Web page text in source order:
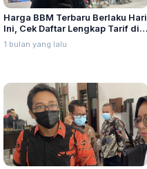
Harga BBM Terbaru Berlaku Hari
Ini, Cek Daftar Lengkap Tarif di
Seluruh Indonesia
1 bulan yang lalu